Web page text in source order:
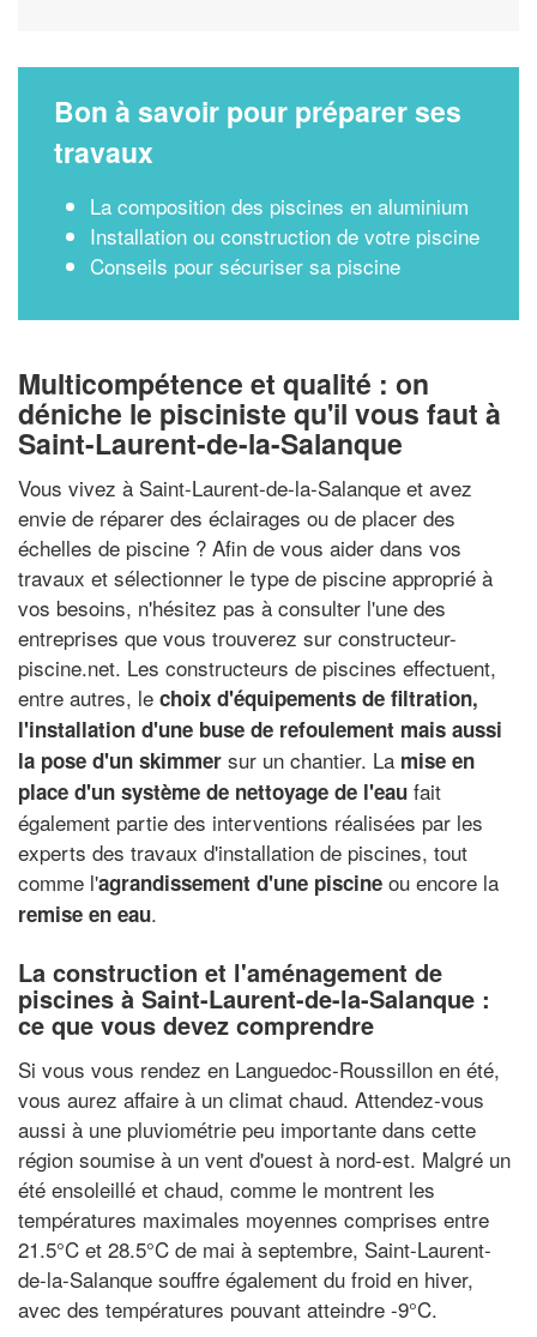
Bon à savoir pour préparer ses
travaux
La composition des piscines en aluminium
Installation ou construction de votre piscine
Conseils pour sécuriser sa piscine
Multicompétence et qualité : on
déniche le pisciniste qu'il vous faut à
Saint-Laurent-de-la-Salanque
Vous vivez à Saint-Laurent-de-la-Salanque et avez
envie de réparer des éclairages ou de placer des
échelles de piscine ? Afin de vous aider dans vos
travaux et sélectionner le type de piscine approprié à
vos besoins, n'hésitez pas à consulter l'une des
entreprises que vous trouverez sur constructeur-
piscine.net. Les constructeurs de piscines effectuent,
entre autres, le choix d'équipements de filtration,
l'installation d'une buse de refoulement mais aussi
la pose d'un skimmer sur un chantier. La mise en
place d'un système de nettoyage de l'eau fait
également partie des interventions réalisées par les
experts des travaux d'installation de piscines, tout
comme l'agrandissement d'une piscine ou encore la
remise en eau.
La construction et l'aménagement de
piscines à Saint-Laurent-de-la-Salanque :
ce que vous devez comprendre
Si vous vous rendez en Languedoc-Roussillon en été,
vous aurez affaire à un climat chaud. Attendez-vous
aussi à une pluviométrie peu importante dans cette
région soumise à un vent d'ouest à nord-est. Malgré un
été ensoleillé et chaud, comme le montrent les
températures maximales moyennes comprises entre
21.5°C et 28.5°C de mai à septembre, Saint-Laurent-
de-la-Salanque souffre également du froid en hiver,
avec des températures pouvant atteindre -9°C.